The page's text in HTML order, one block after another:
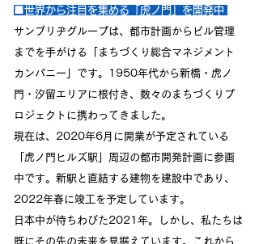
■世界から注目を集める「虎ノ門」を開発中
サンブリヂグループは、都市計画からビル管理
までを手がける「まちづくり総合マネジメント
カンパニー」です。1950年代から新橋・虎ノ
門・汐留エリアに根付き、数々のまちづくりプ
ロジェクトに携わって きました。
現在は、2020年6月に開業が予定されている
「虎ノ門ヒルズ駅」周辺の都市開発計画に参画
中です。 新駅と直結する建物を建設中であり、
2022年春に竣工を予定しています。
日本中が待ちわびた2021年。
しかし、私たちは
既にその先の未来を見据えています。
これから